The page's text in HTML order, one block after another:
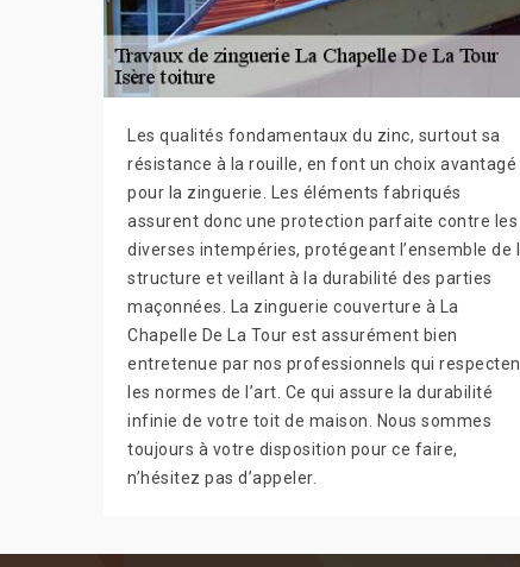
Les qualités fondamentaux du zinc, surtout sa
résistance à la rouille, en font un choix avantagé
pour la zinguerie. Les éléments fabriqués
assurent donc une protection parfaite contre les
diverses intempéries, protégeant l’ensemble de
structure et veillant à la durabilité des parties
maçonnées. La zinguerie couverture à La
Chapelle De La Tour est assurément bien
entretenue par nos professionnels qui
les normes de l’art. Ce qui assure la durabilité
infinie de votre toit de maison. Nous sommes
toujours à votre disposition pour ce faire,
n’hésitez pas d’appeler.